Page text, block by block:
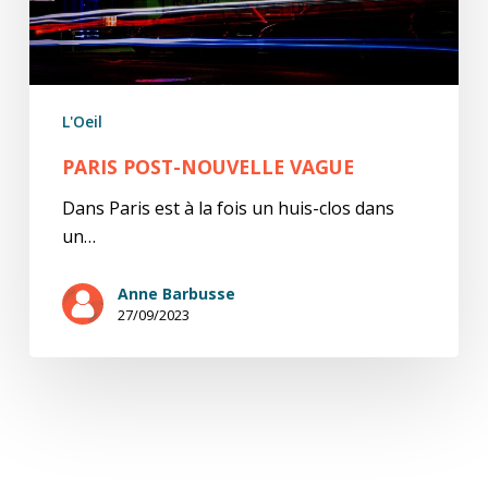
L'Oeil
PARIS POST-NOUVELLE VAGUE
Dans Paris est à la fois un huis-clos dans
un…
Anne Barbusse
27/09/2023